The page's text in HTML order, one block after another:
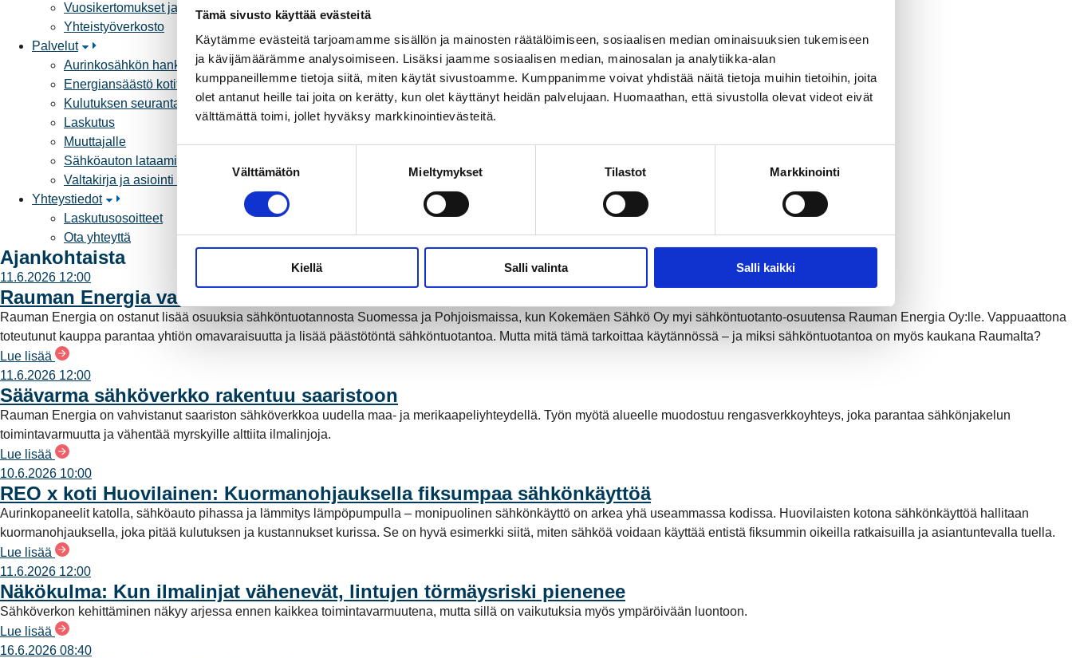
Tämä sivusto käyttää evästeitä
Käytämme evästeitä tarjoamamme sisällön ja mainosten räätälöimiseen, sosiaalisen median ominaisuuksien tukemiseen
ja kävijämäärämme analysoimiseen. Lisäksi jaamme sosiaalisen median, mainosalan ja analytiikka-alan
kumppaneillemme tietoja siitä, miten käytät sivustoamme. Kumppanimme voivat yhdistää näitä tietoja muihin tietoihin, joita
olet antanut heille tai joita on kerätty, kun olet käyttänyt heidän palvelujaan. Huomaathan, että sivustolla olevat videot eivät
välttämättä toimi, jollet hyväksy markkinointievästeitä.
k
s
e
a
l
i
a
Välttämätön Mieltymykset Tilastot Markkinointi
Kiellä Salli valinta Salli kaikki
Vuosikertomukset ja asiakaslehti
Yhteistyöverkosto
Palvelut
Aurinkosähkön hankinta
Energiansäästö kotitaloudessa
Kulutuksen seuranta
Laskutus
Muuttajalle
Sähköauton lataaminen
Valtakirja ja asiointi toisen puolesta
Yhteystiedot
Laskutusosoitteet
Ota yhteyttä
Ajankohtaista
11.6.2026 12:00
Rauman Energia vahvistaa rooliaan sähköntuotannossa
Rauman Energia on ostanut lisää osuuksia sähköntuotannosta Suomessa ja Pohjoismaissa, kun Kokemäen Sähkö Oy myi sähköntuotanto-osuutensa Rauman Energia Oy:lle. Vappuaattona
toteutunut kauppa parantaa yhtiön omavaraisuutta ja lisää päästötöntä sähköntuotantoa. Mutta mitä tämä tarkoittaa käytännössä – ja miksi sähköntuotantoa on myös kaukana Raumalta?
Lue lisää
11.6.2026 12:00
Säävarma sähköverkko rakentuu saaristoon
Rauman Energia on vahvistanut saariston sähköverkkoa uudella maa- ja merikaapeliyhteydellä. Työn myötä alueelle muodostuu rengasverkkoyhteys, joka parantaa sähkönjakelun
toimintavarmuutta ja vähentää myrskyille alttiita ilmalinjoja.
Lue lisää
10.6.2026 10:00
REO x koti Huovilainen: Kuormanohjauksella fiksumpaa sähkönkäyttöä
Aurinkopaneelit katolla, sähköauto pihassa ja lämmitys lämpöpumpulla – monipuolinen sähkönkäyttö on arkea yhä useammassa kodissa. Huovilaisten kotona sähkönkäyttöä hallitaan
kuormanohjauksella, joka pitää kulutuksen ja kustannukset kurissa. Se on hyvä esimerkki siitä, miten sähköä voidaan käyttää entistä fiksummin oikeilla ratkaisuilla ja asiantuntevalla tuella.
Lue lisää
11.6.2026 12:00
Näkökulma: Kun ilmalinjat vähenevät, lintujen törmäysriski pienenee
Sähköverkon kehittäminen näkyy arjessa ennen kaikkea toimintavarmuutena, mutta sillä on vaikutuksia myös ympäröivään luontoon.
Lue lisää
16.6.2026 08:40